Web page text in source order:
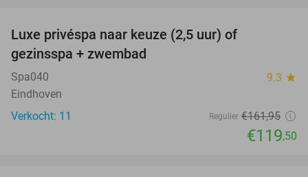
Luxe privéspa naar keuze (2,5 uur) of
gezinsspa + zwembad
Spa040 9.3 star
Eindhoven
Verkocht: 11
Regulier €161,95
€119,50